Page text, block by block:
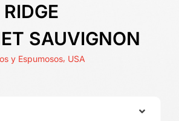
SAUVIGNON
y Espumosos, USA